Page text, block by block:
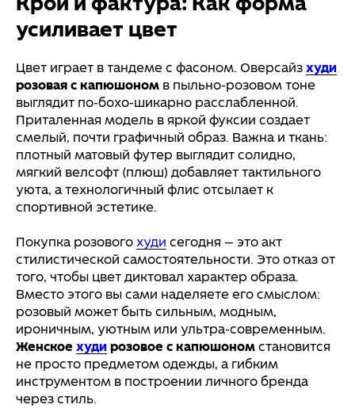
Крой и фактура: Как форма
усиливает цвет
Цвет играет в тандеме с фасоном. Оверсайз худи
розовая с капюшоном в пыльно-розовом тоне
выглядит по-бохо-шикарно расслабленной.
Приталенная модель в яркой фуксии создает
смелый, почти графичный образ. Важна и ткань:
плотный матовый футер выглядит солидно,
мягкий велсофт (плюш) добавляет тактильного
уюта, а технологичный флис отсылает к
спортивной эстетике.
Покупка розового худи сегодня — это акт
стилистической самостоятельности. Это отказ от
того, чтобы цвет диктовал характер образа.
Вместо этого вы сами наделяете его смыслом:
розовый может быть сильным, модным,
ироничным, уютным или ультра-современным.
Женское худи розовое с капюшоном становится
не просто предметом одежды, а гибким
инструментом в построении личного бренда
через стиль.